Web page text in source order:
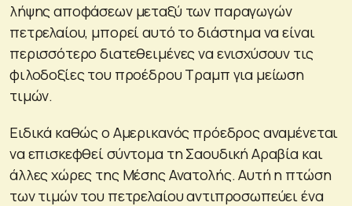
λήψης αποφάσεων μεταξύ των παραγωγών
πετρελαίου, μπορεί αυτό το διάστημα να είναι
περισσότερο διατεθειμένες να ενισχύσουν τις
φιλοδοξίες του προέδρου Τραμπ για μείωση
τιμών.
Ειδικά καθώς ο Αμερικανός πρόεδρος αναμένεται
να επισκεφθεί σύντομα τη Σαουδική Αραβία και
άλλες χώρες της Μέσης Ανατολής. Αυτή η πτώση
των τιμών του πετρελαίου αντιπροσωπεύει ένα